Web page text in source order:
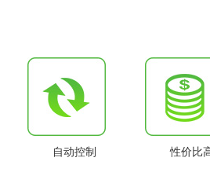
自动控制 性价比